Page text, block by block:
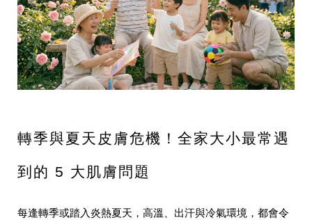
轉季與夏天皮膚危機！全家大小最常遇
到的 5 大肌膚問題
每逢轉季或踏入炎熱夏天，高溫、出汗與冷氣環境，都會令